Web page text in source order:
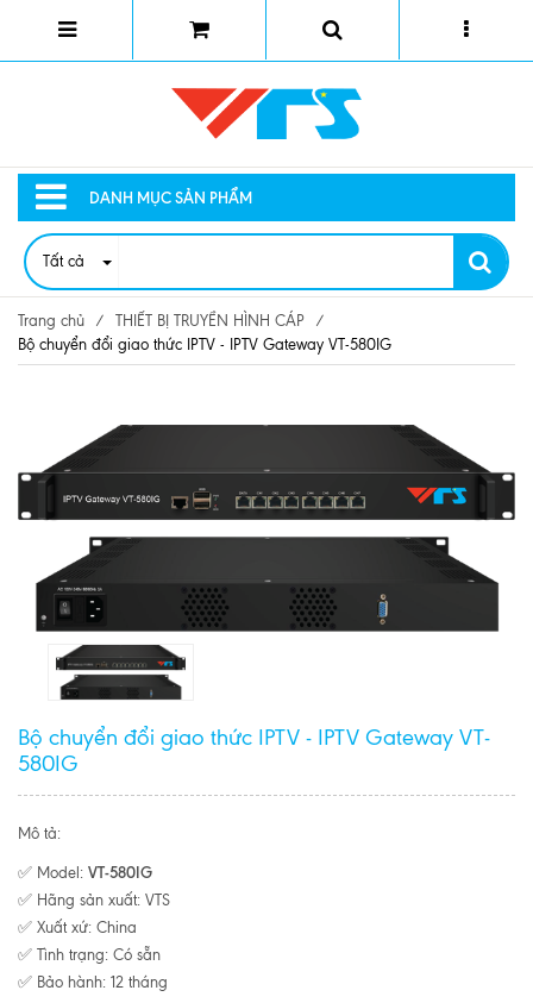
DANH MỤC SẢN PHẨM
Tất cả
Trang chủ / THIẾT BỊ TRUYỀN HÌNH CÁP
/
Bộ chuyển đổi giao thức IPTV - IPTV Gateway VT-580IG
Bộ chuyển đổi giao thức IPTV - IPTV Gateway VT-
580IG
Mô tả:
✅ Model: VT-580IG
✅ Hãng sản xuất: VTS
✅ Xuất xứ: China
✅ Tình trạng: Có sẵn
✅ Bảo hành: 12 tháng